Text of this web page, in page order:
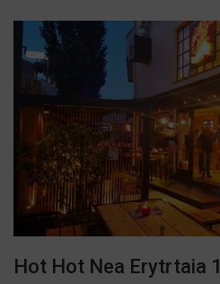
Hot Hot Nea Erytrtaia 1